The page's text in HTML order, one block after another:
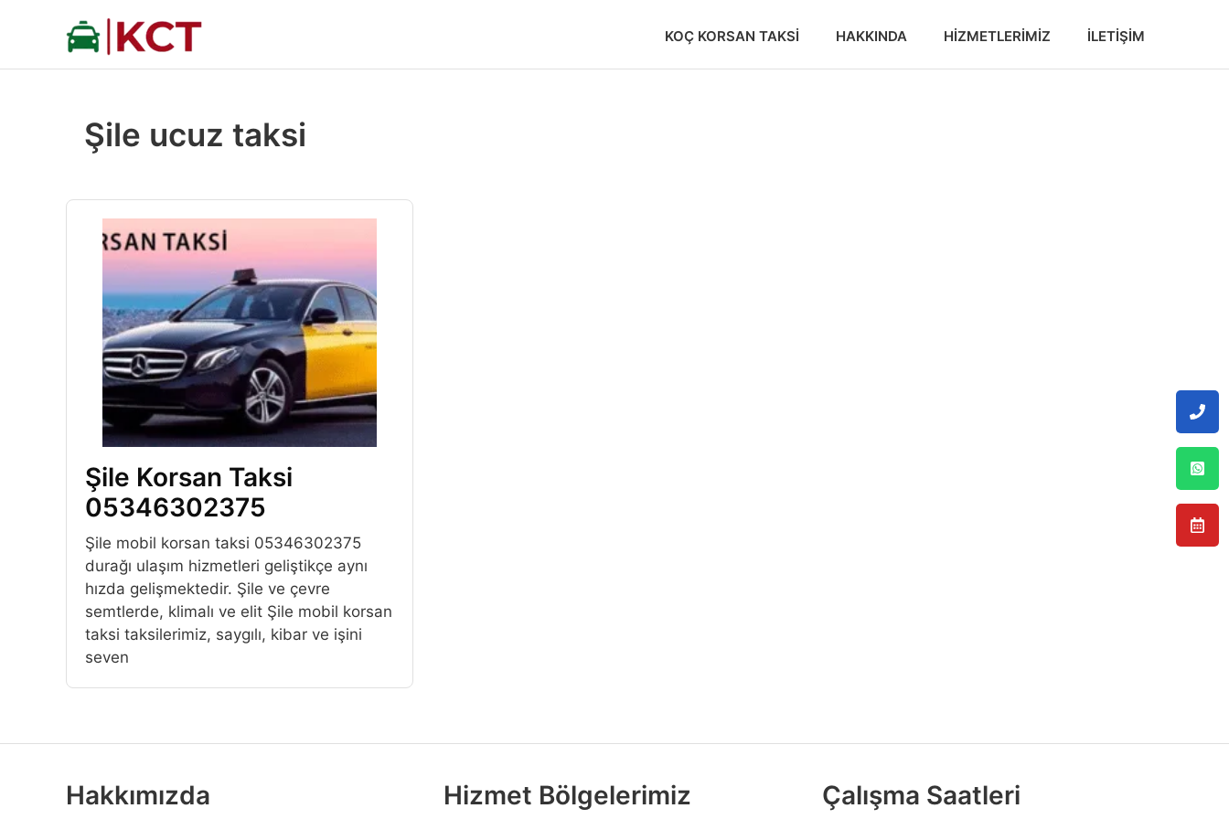
KOÇ KORSAN TAKSI HAKKINDA HIZMETLERIMIZ İLETIŞIM
Şile ucuz taksi
Şile Korsan Taksi
05346302375
Şile mobil korsan taksi 05346302375
durağı ulaşım hizmetleri geliştikçe aynı
hızda gelişmektedir. Şile ve çevre
semtlerde, klimalı ve elit Şile mobil korsan
taksi taksilerimiz, saygılı, kibar ve işini
seven
Hakkımızda Hizmet Bölgelerimiz Çalışma Saatleri